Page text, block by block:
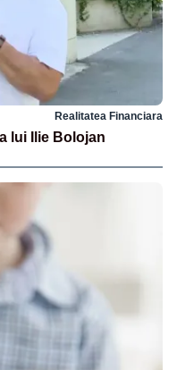
Realitatea Financiara
lui Ilie Bolojan